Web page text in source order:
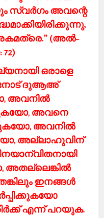
സ്വര്‍ഗം അവന്റെ
(അല്‍-
ഒരാളെ
ദുആഅ്
അവനില്‍
അവനെ
അവനില്‍
അല്ലാഹുവിന്
അതല്ലെങ്കില്‍
ഇനങ്ങള്‍
എന്ന് പറയുക.